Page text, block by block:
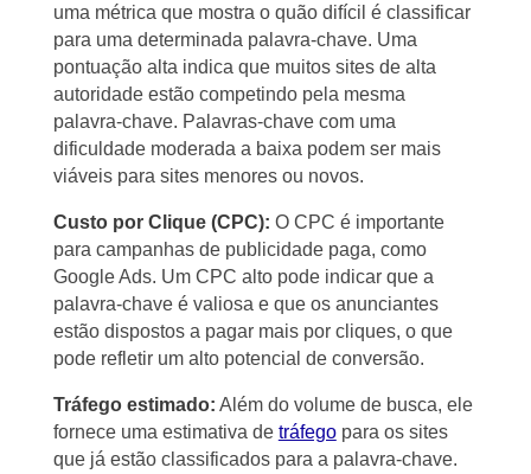
uma métrica que mostra o quão difícil é classificar
para uma determinada palavra-chave. Uma
pontuação alta indica que muitos sites de alta
autoridade estão competindo pela mesma
palavra-chave. Palavras-chave com uma
dificuldade moderada a baixa podem ser mais
viáveis para sites menores ou novos.
Custo por Clique (CPC): O CPC é importante
para campanhas de publicidade paga, como
Google Ads. Um CPC alto pode indicar que a
palavra-chave é valiosa e que os anunciantes
estão dispostos a pagar mais por cliques, o que
pode refletir um alto potencial de conversão.
Tráfego estimado: Além do volume de busca, ele
fornece uma estimativa de tráfegopara os sites
que já estão classificados para a palavra-chave.